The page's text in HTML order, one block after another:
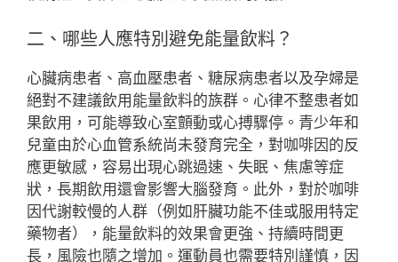
二、哪些人應特別避免能量飲料？
心臟病患者、高血壓患者、糖尿病患者以及孕婦是
絕對不建議飲用能量飲料的族群。心律不整患者如
果飲用，可能導致心室顫動或心搏驟停。青少年和
兒童由於心血管系統尚未發育完全，對咖啡因的反
應更敏感，容易出現心跳過速、失眠、焦慮等症
狀，長期飲用還會影響大腦發育。此外，對於咖啡
因代謝較慢的人群（例如肝臟功能不佳或服用特定
藥物者），能量飲料的效果會更強、持續時間更
長，風險也隨之增加。運動員也需要特別謹慎，因